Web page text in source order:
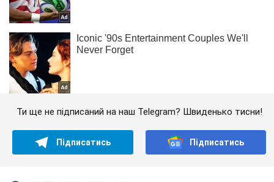
Ти ще не підписаний на наш Telegram? Швиденько тисни!
Підписатись Підписатись